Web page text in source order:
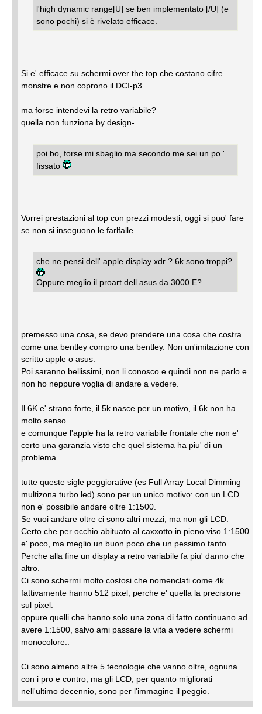
l'high dynamic range[U] se ben implementato [/U] (e
sono pochi) si è rivelato efficace.
Si e' efficace su schermi over the top che costano cifre
monstre e non coprono il DCI-p3
ma forse intendevi la retro variabile?
quella non funziona by design-
poi bo, forse mi sbaglio ma secondo me sei un po '
fissato
Vorrei prestazioni al top con prezzi modesti, oggi si puo' fare
se non si inseguono le farlfalle.
che ne pensi dell' apple display xdr ? 6k sono troppi?
Oppure meglio il proart dell asus da 3000 E?
premesso una cosa, se devo prendere una cosa che costra
come una bentley compro una bentley. Non un'imitazione con
scritto apple o asus.
Poi saranno bellissimi, non li conosco e quindi non ne parlo e
non ho neppure voglia di andare a vedere.
Il 6K e' strano forte, il 5k nasce per un motivo, il 6k non ha
molto senso.
e comunque l'apple ha la retro variabile frontale che non e'
certo una garanzia visto che quel sistema ha piu' di un
problema.
tutte queste sigle peggiorative (es Full Array Local Dimming
multizona turbo led) sono per un unico motivo: con un LCD
non e' possibile andare oltre 1:1500.
Se vuoi andare oltre ci sono altri mezzi, ma non gli LCD.
Certo che per occhio abituato al caxxotto in pieno viso 1:1500
e' poco, ma meglio un buon poco che un pessimo tanto.
Perche alla fine un display a retro variabile fa piu' danno che
altro.
Ci sono schermi molto costosi che nomenclati come 4k
fattivamente hanno 512 pixel, perche e' quella la precisione
sul pixel.
oppure quelli che hanno solo una zona di fatto continuano ad
avere 1:1500, salvo ami passare la vita a vedere schermi
monocolore..
Ci sono almeno altre 5 tecnologie che vanno oltre, ognuna
con i pro e contro, ma gli LCD, per quanto migliorati
nell'ultimo decennio, sono per l'immagine il peggio.